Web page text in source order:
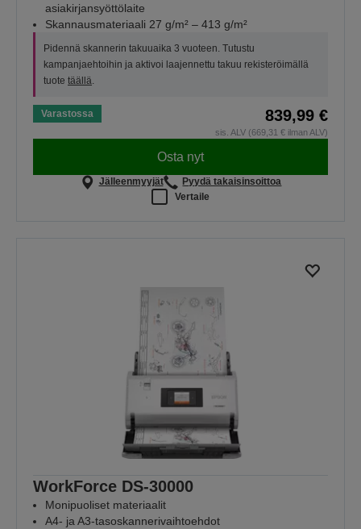
asiakirjansyöttölaite
Skannausmateriaali 27 g/m² – 413 g/m²
Pidennä skannerin takuuaika 3 vuoteen. Tutustu
kampanjaehtoihin ja aktivoi laajennettu takuu rekisteröimällä
tuote täällä.
Varastossa 839,99 €
sis. ALV (669,31 € ilman ALV)
Osta nyt
Jälleenmyyjät
Pyydä takaisinsoittoa
Vertaile
WorkForce DS-30000
Monipuoliset materiaalit
A4- ja A3-tasoskannerivaihtoehdot